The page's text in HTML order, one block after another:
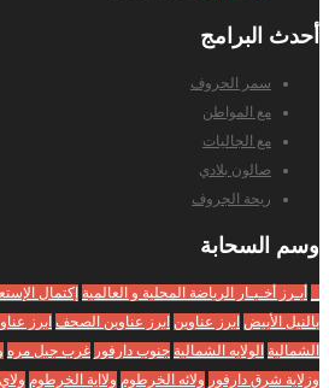
أحدث البرامج
سمر الحروف
مع المواطن
مع الجاليات
صالون بلادي
ريحة الجروف
وسم السحابة
أبـرز أخـبـار الرياضة المحلية و العالمية إكتمال
بالنيل الأبيض ابرز عناوين ابرز عناوين الصحف ابرز
الشمالية الولايه الشمالية جنوب دارفور غرب جبل مره
وزلاية شرق دارفور ولائه الخرطوم ولااية الخرطوم